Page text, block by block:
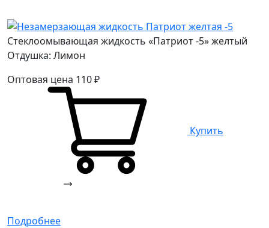
Стеклоомывающая жидкость «Патриот -5» желтый
Отдушка: Лимон
Оптовая цена 110₽
Купить
Подробнее